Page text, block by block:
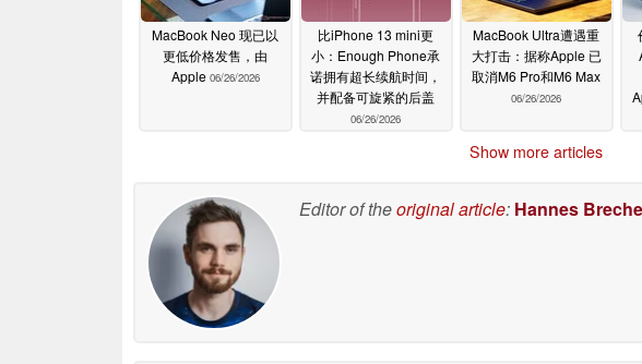
MacBook Neo 现已以
更低价格发售，由
Apple 06/26/2026
比iPhone 13 mini更
小：Enough Phone承
诺拥有超长续航时间，
并配备可旋紧的后盖
06/26/2026
MacBook Ultra遭遇重
大打击：据称Apple 已
取消M6 Pro和M6 Max
06/26/2026
Show more articles
Editor of theoriginal article: Hannes